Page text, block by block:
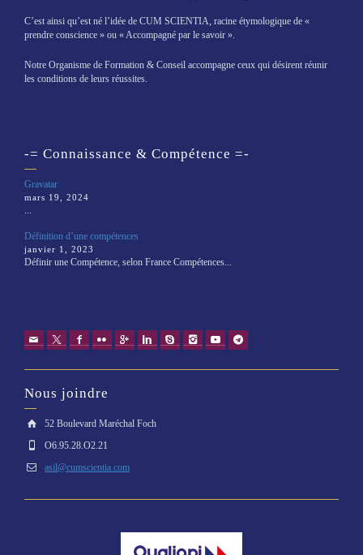
C’est ainsi qu’est né l’idée de CUM SCIENTIA, racine étymologique de «
prendre conscience » ou « Accompagné par le savoir ».
Notre Organisme de Formation & Conseil accompagne ceux qui désirent réunir
les conditions de leurs réussites.
-= Connaissance & Compétence =-
Gravatar
mars 19, 2024
...
Définition d’une compétences
janvier 1, 2023
Définir une Compétence, selon France Compétences...
Nous joindre
52 Boulevard Maréchal Foch
O6.95.28.O2.21
asil@cumscientia.com